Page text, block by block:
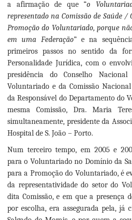
a afirmação de que “o
representado na Comissão de Saúde /
Promoção do Voluntariado, porque
em uma Federação” e na
primeiros passos no sentido da
Personalidade Jurídica, com o
presidência do Conselho
Voluntariado e da Comissão
da Responsável do Departamento do
mesma Comissão, Dra. Maria
simultaneamente, presidente da
Hospital de S. João – Porto.
Num terceiro tempo, em 2005 e
para o Voluntariado no Domínio da
para a Promoção do Voluntariado, é
da representatividade do setor do
dita Comissão, e em que a presença
por escolha, era assegurada pela, já